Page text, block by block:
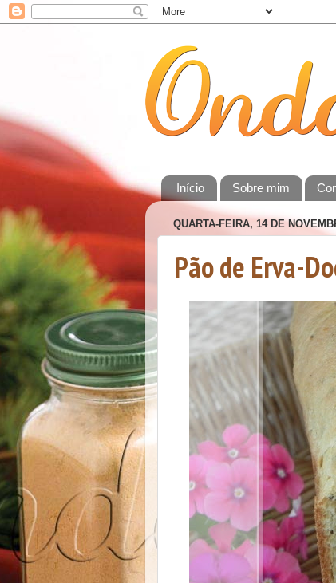
Início Sobre mim
QUARTA-FEIRA, 14 DE
Pão de Erva-